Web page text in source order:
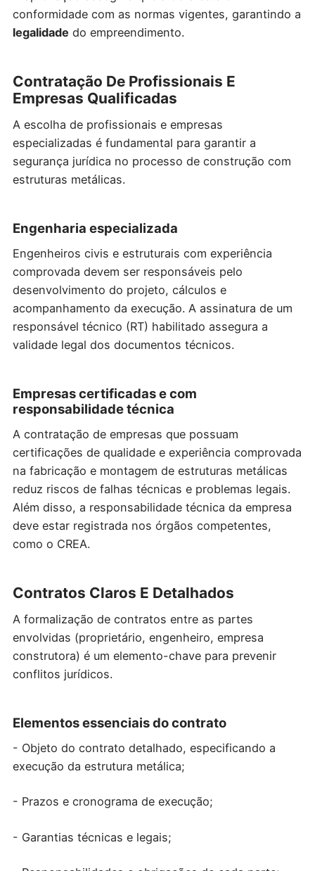
conformidade com as normas vigentes, garantindo a
legalidade do empreendimento.
Contratação De Profissionais E
Empresas Qualificadas
A escolha de profissionais e empresas
especializadas é fundamental para garantir a
segurança jurídica no processo de construção com
estruturas metálicas.
Engenharia especializada
Engenheiros civis e estruturais com experiência
comprovada devem ser responsáveis pelo
desenvolvimento do projeto, cálculos e
acompanhamento da execução. A assinatura de um
responsável técnico (RT) habilitado assegura a
validade legal dos documentos técnicos.
Empresas certificadas e com
responsabilidade técnica
A contratação de empresas que possuam
certificações de qualidade e experiência comprovada
na fabricação e montagem de estruturas metálicas
reduz riscos de falhas técnicas e problemas legais.
Além disso, a responsabilidade técnica da empresa
deve estar registrada nos órgãos competentes,
como o CREA.
Contratos Claros E Detalhados
A formalização de contratos entre as partes
envolvidas (proprietário, engenheiro, empresa
construtora) é um elemento-chave para prevenir
conflitos jurídicos.
Elementos essenciais do contrato
- Objeto do contrato detalhado, especificando a
execução da estrutura metálica;
- Prazos e cronograma de execução;
- Garantias técnicas e legais;